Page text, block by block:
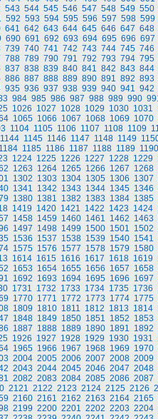
543 544 545 546 547 548 549 550
592 593 594 595 596 597 598 599
641 642 643 644 645 646 647 648
690 691 692 693 694 695 696 697
739 740 741 742 743 744 745 746
788 789 790 791 792 793 794 795
837 838 839 840 841 842 843 844
886 887 888 889 890 891 892 893
935 936 937 938 939 940 941 942
984 985 986 987 988 989 990
1026 1027 1028 1029 1030 1031
1065 1066 1067 1068 1069 1070
1104 1105 1106 1107 1108 1109
1144 1145 1146 1147 1148 1149
1184 1185 1186 1187 1188 1189 1190
1224 1225 1226 1227 1228 1229
1263 1264 1265 1266 1267 1268
1302 1303 1304 1305 1306 1307
1341 1342 1343 1344 1345 1346
1380 1381 1382 1383 1384 1385
1419 1420 1421 1422 1423 1424
1458 1459 1460 1461 1462 1463
1497 1498 1499 1500 1501 1502
1536 1537 1538 1539 1540 1541
1575 1576 1577 1578 1579 1580
1614 1615 1616 1617 1618 1619
1653 1654 1655 1656 1657 1658
1692 1693 1694 1695 1696 1697
1731 1732 1733 1734 1735 1736
1770 1771 1772 1773 1774 1775
1809 1810 1811 1812 1813 1814
1848 1849 1850 1851 1852 1853
1887 1888 1889 1890 1891 1892
1926 1927 1928 1929 1930 1931
1965 1966 1967 1968 1969 1970
2004 2005 2006 2007 2008 2009
2043 2044 2045 2046 2047 2048
2082 2083 2084 2085 2086 2087
2121 2122 2123 2124 2125 2126
2160 2161 2162 2163 2164 2165
2199 2200 2201 2202 2203 2204